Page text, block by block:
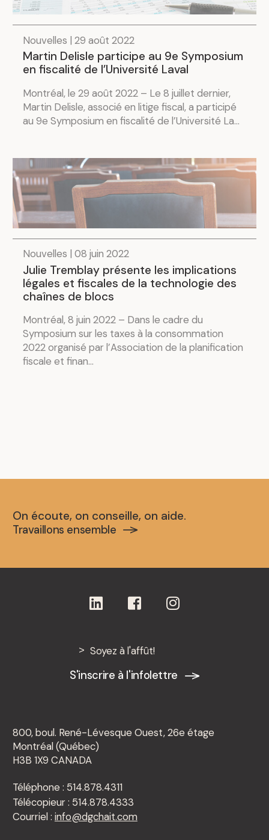
Nouvelles | 29 août 2022
Martin Delisle participe au 9e Symposium
en fiscalité de l’Université Laval
Montréal, le 29 août 2022 – Le 8 juillet dernier,
Martin Delisle, associé en litige fiscal, a participé
au 9e Symposium en fiscalité de l’Université La...
Nouvelles | 08 juin 2022
Julie Tremblay présente les implications
légales et fiscales de la technologie des
chaînes de blocs
Montréal, 8 juin 2022 – Dans le cadre du
Symposium sur les taxes à la consommation
2022 organisé par l’Association de la planification
fiscale et finan...
On écoute, on conseille, on aide.
Travaillons ensemble
Soyez à l'affût!
S'inscrire à l'infolettre
800, boul. René-Lévesque Ouest, 26e étage
Montréal (Québec)
H3B 1X9 CANADA
Téléphone : 514.878.4311
Télécopieur : 514.878.4333
Courriel : info@dgchait.com